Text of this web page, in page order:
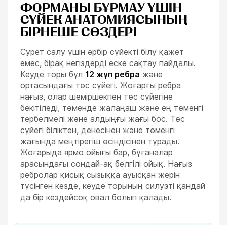
ФОРМАНЫ БҰРМАУ ҮШІН
СҮЙЕК АНАТОМИЯСЫНЫҢ
БІРНЕШЕ СӨЗДЕРІ
Сурет салу үшін әрбір сүйекті білу қажет
емес, бірақ негіздерді еске сақтау пайдалы.
Кеуде торы бұл 12 жұп ребра және
ортасындағы төс сүйегі. Жоғарғы ребра
нағыз, олар шеміршекпен төс сүйегіне
бекітіледі, төменде жалаңаш және ең төменгі
тербелмелі және алдыңғы жағы бос. Төс
сүйегі біліктен, денесінен және төменгі
жағында меңтірегіш өсіндісінен тұрады.
Жоғарыда ярмо ойығы бар, бұғаналар
арасындағы сондай-ақ белгілі ойық. Нағыз
ребролар қисық сызыққа ауысқан жерін
түсінген кезде, кеуде торының силуэті қандай
да бір кездейсоқ овал болып қалады.